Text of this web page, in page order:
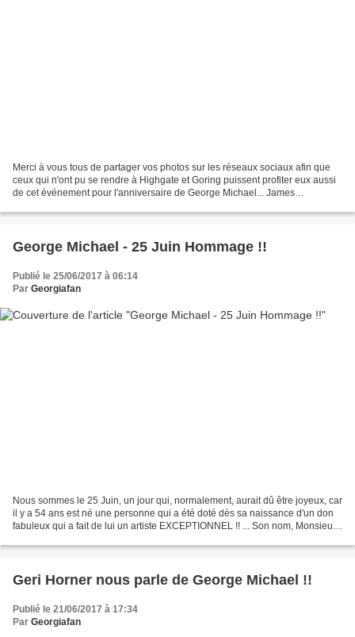
Merci à vous tous de partager vos photos sur les réseaux sociaux afin que
ceux qui n'ont pu se rendre à Highgate et Goring puissent profiter eux aussi
de cet événement pour l'anniversaire de George Michael... James
George Michael - 25 Juin Hommage !!
Publié le 25/06/2017 à 06:14
Par Georgiafan
Nous sommes le 25 Juin, un jour qui, normalement, aurait dû être joyeux, car
il y a 54 ans est né une personne qui a été doté dès sa naissance d'un don
fabuleux qui a fait de lui un artiste EXCEPTIONNEL !! ... Son nom, Monsieur
Geri Horner nous parle de George Michael !!
Publié le 21/06/2017 à 17:34
Par Georgiafan